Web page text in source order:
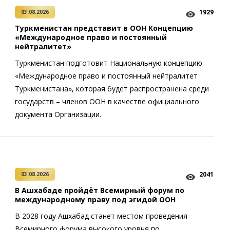
03.08.2026 1929
Туркменистан представит в ООН Концепцию
«Международное право и постоянный
нейтралитет»
Туркменистан подготовит Национальную концепцию
«Международное право и постоянный нейтралитет
Туркменистана», которая будет распространена среди
государств – членов ООН в качестве официального
документа Организации.
03.08.2026 2041
В Ашхабаде пройдёт Всемирный форум по
международному праву под эгидой ООН
В 2028 году Ашхабад станет местом проведения